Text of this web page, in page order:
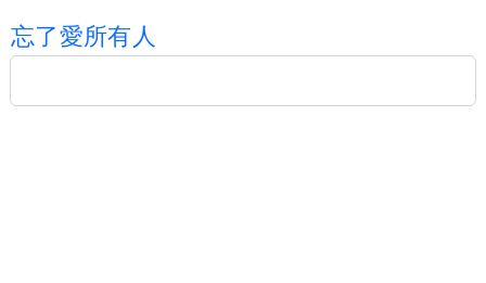
忘了愛所有 人